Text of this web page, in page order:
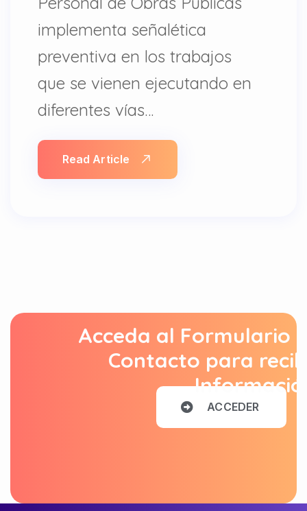
implementa señalética
preventiva en los trabajos
que se vienen ejecutando en
diferentes vías…
Read Article
Acceda al Formulario
Contacto para
ACCEDER